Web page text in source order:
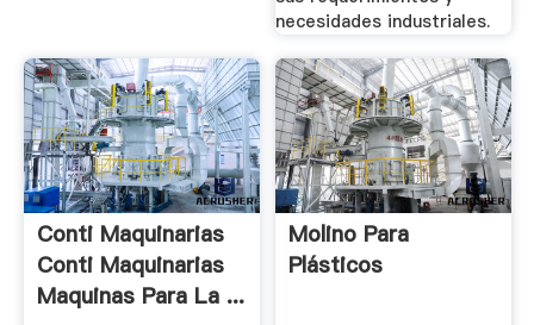
necesidades industriales.
Conti Maquinarias
Conti Maquinarias
Maquinas Para La ...
Molino Para
Plásticos